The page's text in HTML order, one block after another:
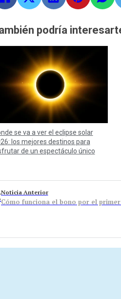
podría
se va a ver el eclipse solar
los mejores destinos para
de un espectáculo único
Noticia Anterior
Cómo funciona el bono por el